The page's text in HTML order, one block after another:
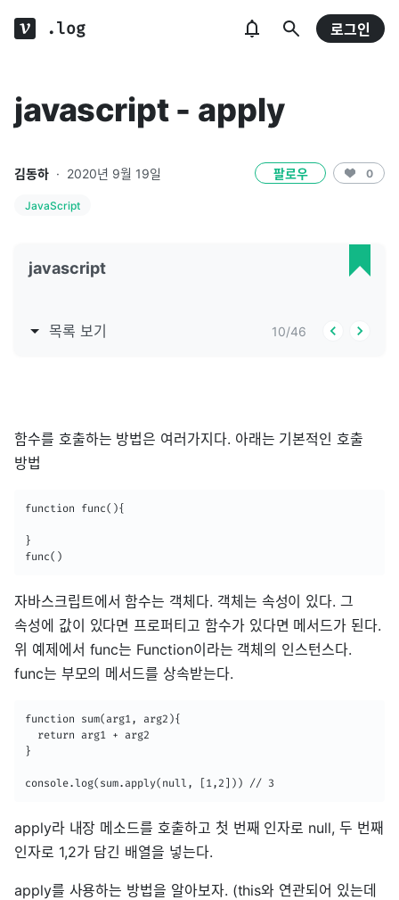
.log 로그인
javascript - apply
김동하 · 2020년 9월 19일 팔로우 0
JavaScript
javascript
목록 보기 10/46
함수를 호출하는 방법은 여러가지다. 아래는 기본적인 호출
방법
function func(){
}
func()
자바스크립트에서 함수는 객체다. 객체는 속성이 있다. 그
속성에 값이 있다면 프로퍼티고 함수가 있다면 메서드가 된다.
위 예제에서 func는 Function이라는 객체의 인스턴스다.
func는 부모의 메서드를 상속받는다.
function sum(arg1, arg2){
  return arg1 + arg2
}
console.log(sum.apply(null, [1,2])) // 3
apply라 내장 메소드를 호출하고 첫 번째 인자로 null, 두 번째
인자로 1,2가 담긴 배열을 넣는다.
apply를 사용하는 방법을 알아보자. (this와 연관되어 있는데